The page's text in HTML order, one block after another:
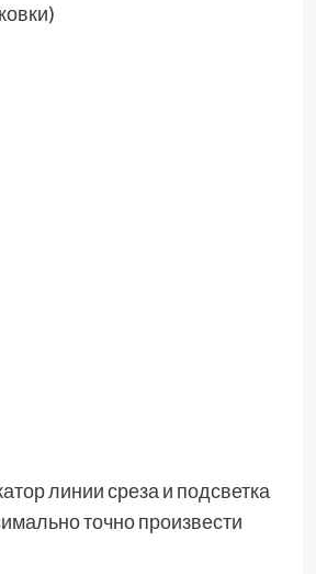
линии среза и подсветка
точно произвести